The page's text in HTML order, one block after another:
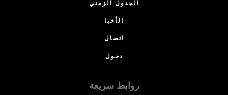
الجدول الزمني
الأخبا
اتصال
دخول
روابط سريعة